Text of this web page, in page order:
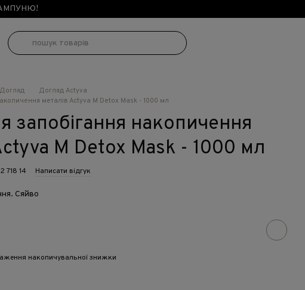
Догляд
Догляд Actyva
металів Actyva M Detox Mask - 1000 мл
запобігання накопичення
M Detox Mask - 1000 мл
718 14 Написати відгук
Сяйво
накопичувальної знижки